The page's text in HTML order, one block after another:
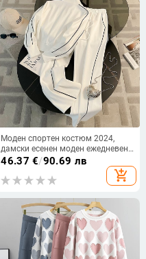
Моден спортен костюм 2024,
дамски есенен моден ежедневен
корейски стил с цип, широки
панталони, комплект от две
части, модерен
46.37 €/90.69 лв
add_shopping_cart